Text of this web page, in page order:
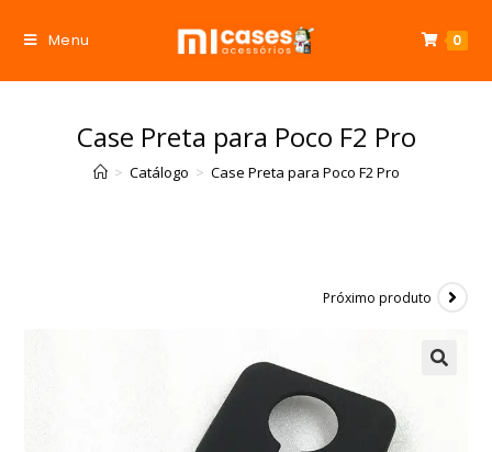
Menu 0
Case Preta para Poco F2 Pro
> Catálogo > Case Preta para Poco F2 Pro
Próximo produto